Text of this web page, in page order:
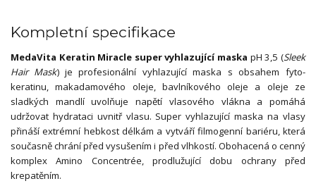
Kompletní specifikace
MedaVita Keratin Miracle super vyhlazující maska pH 3,5 (Sleek
Hair Mask) je profesionální vyhlazující maska s obsahem fyto-
keratinu, makadamového oleje, bavlníkového oleje a oleje ze
sladkých mandlí uvolňuje napětí vlasového vlákna a pomáhá
udržovat hydrataci uvnitř vlasu. Super vyhlazující maska na vlasy
přináší extrémní hebkost délkám a vytváří filmogenní bariéru, která
současně chrání před vysušením i před vlhkostí. Obohacená o cenný
komplex Amino Concentrée, prodlužující dobu ochrany před
krepatěním.